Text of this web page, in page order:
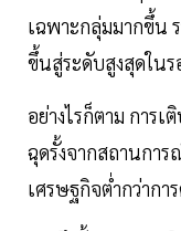
เฉพาะกลุ่มมากขึ้น
ขึ้นสู่ระดับสูงสุดใน
อย่างไรก็ตาม การ
ฉุดรั้งจากสถานกา
เศรษฐกิจต่ำกว่ากา